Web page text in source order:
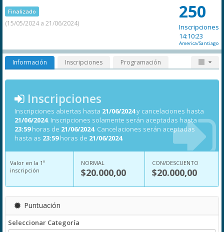
Finalizado
(15/05/2024 a 21/06/2024)
250
Inscripciones
14:10:23
America/Santiago
Información Inscripciones Programación
Inscripciones
Inscripciones abiertas hasta 21/06/2024y cancelaciones hasta
21/06/2024. Inscripciones solamente serán aceptadas hasta
23:59horas de 21/06/2024. Cancelaciones serán aceptadas
hasta as 23:59horas de 21/06/2024.
Valor en la 1º
inscripción
NORMAL
$20.000,00
CON/DESCUENTO
$20.000,00
Puntuación
Seleccionar Categoría